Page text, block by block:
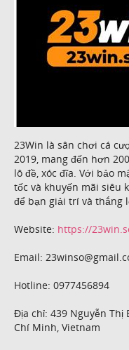
23Win là sân chơi cá
2019, mang đến hơn
lô đề, xóc đĩa. Với bảo
tốc và khuyến mãi siêu
để bạn giải trí và thắng
Website: https://
Email:
Hotline: 0977456894
Địa chỉ: 439 Nguyễn Thị
Chí Minh, Vietnam